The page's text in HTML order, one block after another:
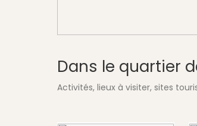
Dans le quartier
Activités, lieux à visiter, sites